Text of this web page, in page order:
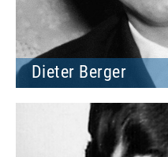
Dieter Berger